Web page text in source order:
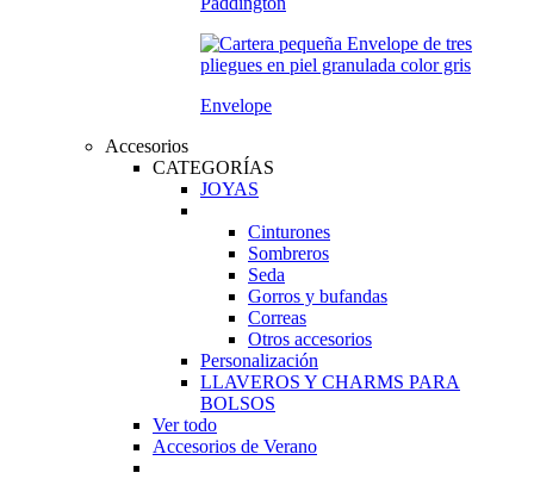
Envelope
Accesorios
CATEGORÍAS
JOYAS
Cinturones
Sombreros
Seda
Gorros y bufandas
Correas
Otros accesorios
Personalización
LLAVEROS Y CHARMS PARA
BOLSOS
Ver todo
Accesorios de Verano